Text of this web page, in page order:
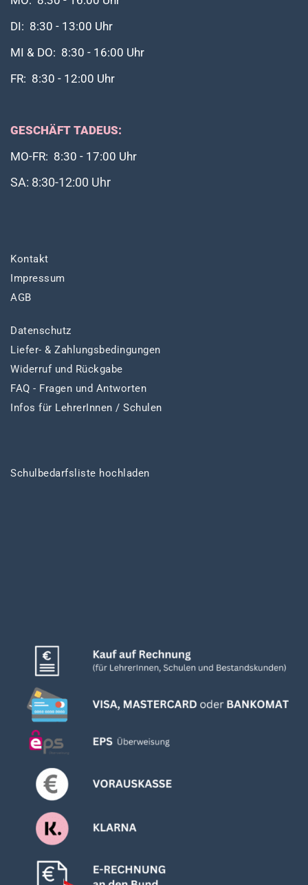
DI: 8:30 - 13:00 Uhr
MI & DO: 8:30 - 16:00 Uhr
FR: 8:30 - 12:00 Uhr
GESCHÄFT TADEUS:
MO-FR: 8:30 - 17:00 Uhr
SA: 8:30-12:00 Uhr
Kontakt
Impressum
AGB
Datenschutz
Liefer- & Zahlungsbedingungen
Widerruf und Rückgabe
FAQ - Fragen und Antworten
Infos für LehrerInnen / Schulen
Schulbedarfsliste hochladen